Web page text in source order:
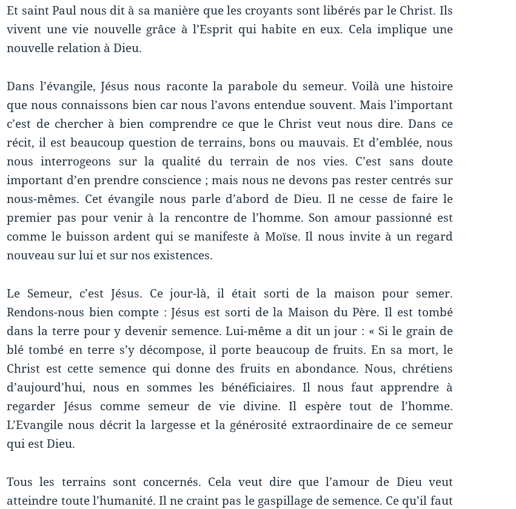
Et saint Paul nous dit à sa manière que les croyants sont libérés par le Christ. Ils
vivent une vie nouvelle grâce à l’Esprit qui habite en eux. Cela implique une
nouvelle relation à Dieu.
Dans l’évangile, Jésus nous raconte la parabole du semeur. Voilà une histoire
que nous connaissons bien car nous l’avons entendue souvent. Mais l’important
c’est de chercher à bien comprendre ce que le Christ veut nous dire. Dans ce
récit, il est beaucoup question de terrains, bons ou mauvais. Et d’emblée, nous
nous interrogeons sur la qualité du terrain de nos vies. C’est sans doute
important d’en prendre conscience ; mais nous ne devons pas rester centrés sur
nous-mêmes. Cet évangile nous parle d’abord de Dieu. Il ne cesse de faire le
premier pas pour venir à la rencontre de l’homme. Son amour passionné est
comme le buisson ardent qui se manifeste à Moïse. Il nous invite à un regard
nouveau sur lui et sur nos existences.
Le Semeur, c’est Jésus. Ce jour-là, il était sorti de la maison pour semer.
Rendons-nous bien compte : Jésus est sorti de la Maison du Père. Il est tombé
dans la terre pour y devenir semence. Lui-même a dit un jour : « Si le grain de
blé tombé en terre s’y décompose, il porte beaucoup de fruits. En sa mort, le
Christ est cette semence qui donne des fruits en abondance. Nous, chrétiens
d’aujourd’hui, nous en sommes les bénéficiaires. Il nous faut apprendre à
regarder Jésus comme semeur de vie divine. Il espère tout de l’homme.
L’Evangile nous décrit la largesse et la générosité extraordinaire de ce semeur
qui est Dieu.
Tous les terrains sont concernés. Cela veut dire que l’amour de Dieu veut
atteindre toute l’humanité. Il ne craint pas le gaspillage de semence. Ce qu’il faut